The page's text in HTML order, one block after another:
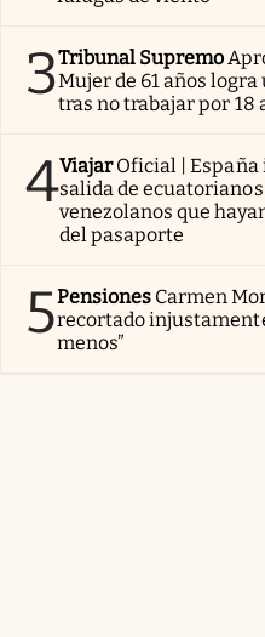
3Tribunal Supremo
Mujer de 61 años
tras no trabajar por 18
4Viajar Oficial | España
salida de
venezolanos que
del pasaporte
5Pensiones Carmen
recortado
menos”